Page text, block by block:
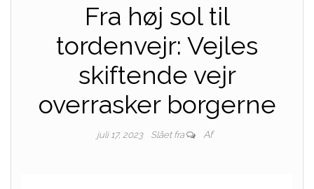
Fra høj sol til
tordenvejr: Vejles
skiftende vejr
overrasker borgerne
juli 17, 2023 Slået fra Af